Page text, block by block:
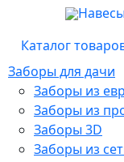
Навесы
Каталог
Заборы для дачи
Заборы из
Заборы из
Заборы 3D
Заборы из